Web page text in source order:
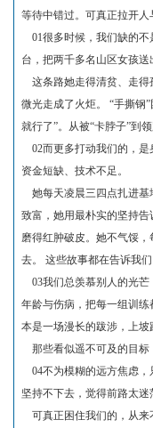
等待中错过。可真正拉开
01很多时候，我们缺的不
台，把两千多名山区女孩送
这条路她走得清贫、走得
微光走成了火炬。 “手撕钢
就行了”。从被“卡脖子”到
02而更多打动我们的，是
资金短缺、技术不足。
她每天凌晨三四点扎进基
致富，她用最朴实的坚持
磨得红肿破皮。她不气馁
去。 这些故事都在告诉我
03我们总羡慕别人的光芒
年龄与伤病，把每一组训
本是一场漫长的跋涉，上坡
那些看似遥不可及的目标
04不为模糊的远方焦虑，
坚持不下去，觉得前路太迷
可真正困住我们的，从来